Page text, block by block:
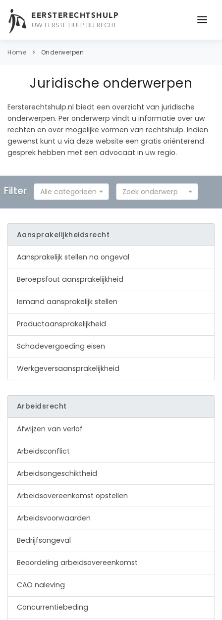
EERSTERECHTSHULP
UW EERSTE HULP BIJ RECHT
ONDERWERPEN
OVER ONS
CONTACT
Home Onderwerpen
Juridische onderwerpen
Eersterechtshulp.nl biedt een overzicht van juridische
onderwerpen. Per onderwerp vindt u informatie over uw
rechten en over mogelijke vormen van rechtshulp. Indien
gewenst kunt u via deze website een gratis oriënterend
gesprek hebben met een advocaat in uw regio.
Filter Alle categorieën Zoek onderwerp
Aansprakelijkheidsrecht
Aansprakelijk stellen na ongeval
Beroepsfout aansprakelijkheid
Iemand aansprakelijk stellen
Product­aansprakelijk­heid
Schadevergoeding eisen
Werkgeversaansprakelijkheid
Arbeidsrecht
Afwijzen van verlof
Arbeidsconflict
Arbeidsongeschiktheid
Arbeidsovereenkomst opstellen
Arbeidsvoorwaarden
Bedrijfsongeval
Beoordeling arbeidsovereenkomst
CAO naleving
Concurrentiebeding